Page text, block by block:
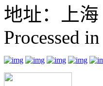
地址：上海
Processed